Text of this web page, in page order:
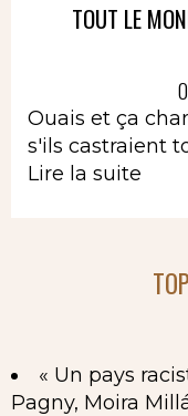
TOUT LE
Ouais et ça
s'ils castraient
Lire la suite
« Un pays
Pagny, Moira